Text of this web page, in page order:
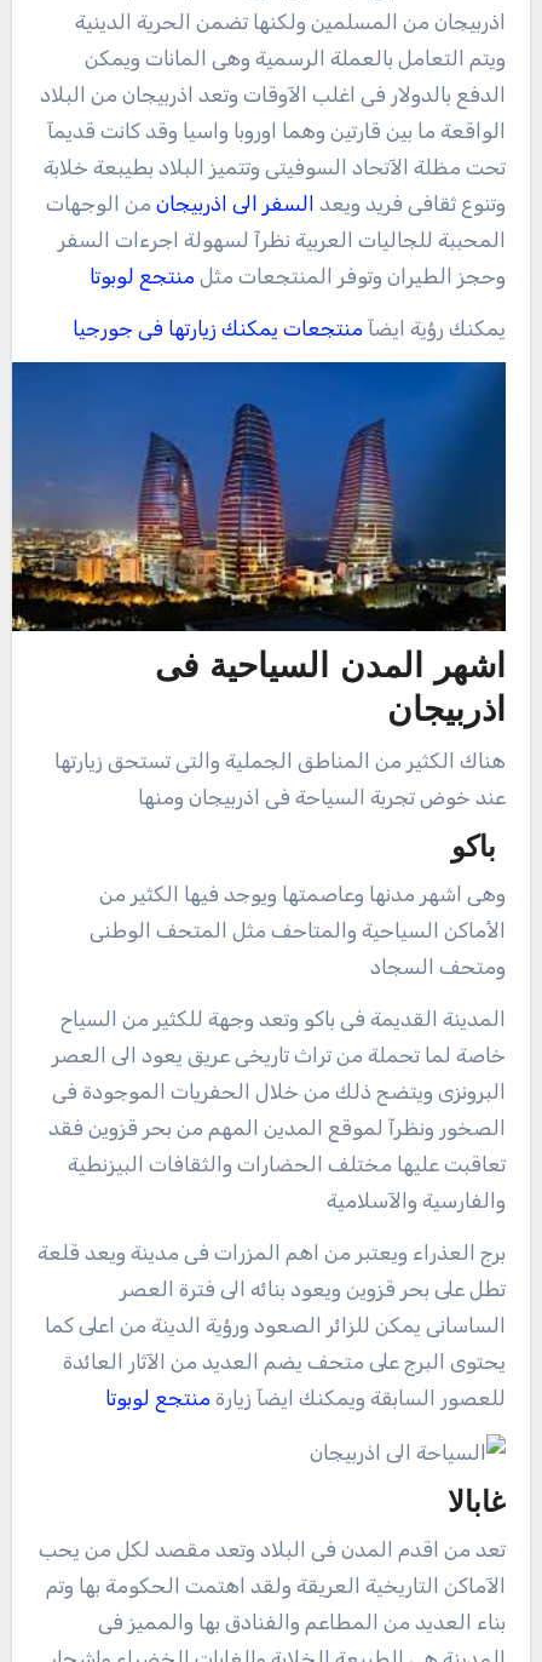
اذربيجان من المسلمين ولكنها تضمن الحرية الدينية
ويتم التعامل بالعملة الرسمية وهى المانات ويمكن
الدفع بالدولار فى اغلب الآوقات وتعد اذربيجان من البلاد
الواقعة ما بين قارتين وهما اوروبا واسيا وقد كانت قديمآ
تحت مظلة الآتحاد السوفيتى وتتميز البلاد بطيبعة خلابة
وتنوع ثقافى فريد ويعد السفر الى اذربيجانمن الوجهات
المحببة للجاليات العربية نظرآ لسهولة اجرءات السفر
وحجز الطيران وتوفر المنتجعات مثل منتجع لوبوتا
يمكنك رؤية ايضآ منتجعات يمكنك زيارتها فى جورجيا
اشهر المدن السياحية فى
اذربيجان
هناك الكثير من المناطق الجملية والتى تستحق زيارتها
عند خوض تجربة السياحة فى اذربيجان ومنها
باكو
وهى اشهر مدنها وعاصمتها ويوجد فيها الكثير من
الأماكن السياحية والمتاحف مثل المتحف الوطنى
ومتحف السجاد
المدينة القديمة فى باكو وتعد وجهة للكثير من السياح
خاصة لما تحملة من تراث تاريخى عريق يعود الى العصر
البرونزى ويتضح ذلك من خلال الحفريات الموجودة فى
الصخور ونظرآ لموقع المدين المهم من بحر قزوين فقد
تعاقبت عليها مختلف الحضارات والثقافات البيزنطية
والفارسية والآسلامية
برج العذراء ويعتبر من اهم المزرات فى مدينة ويعد قلعة
تطل على بحر قزوين ويعود بنائه الى فترة العصر
الساسانى يمكن للزائر الصعود ورؤية الدينة من اعلى كما
يحتوى البرج على متحف يضم العديد من الآثار العائدة
للعصور السابقة ويمكنك ايضآ زيارة منتجع لوبوتا
غابالا
تعد من اقدم المدن فى البلاد وتعد مقصد لكل من يحب
الآماكن التاريخية العريقة ولقد اهتمت الحكومة بها وتم
بناء العديد من المطاعم والفنادق بها والمميز فى